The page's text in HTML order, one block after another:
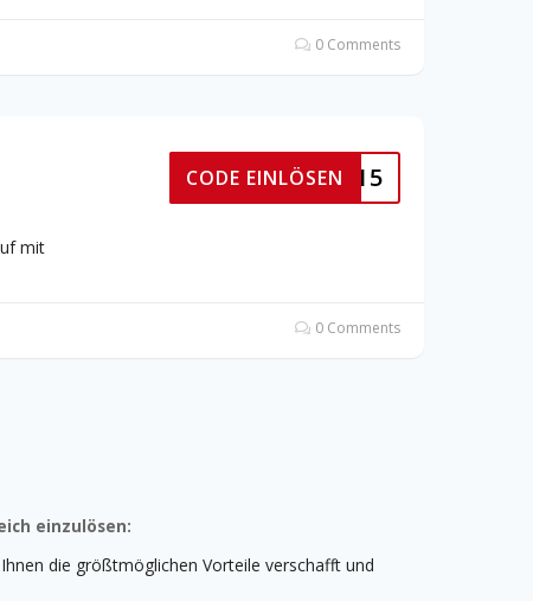
0 Comments
mit
ELCOME15
CODE EINLÖSEN
0 Comments
einzulösen:
die größtmöglichen Vorteile verschafft und